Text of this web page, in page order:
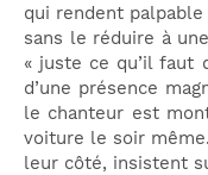
qui rendent
sans le réduire à
« juste ce qu’il faut
d’une présence
le chanteur est
voiture le soir
leur côté, insistent